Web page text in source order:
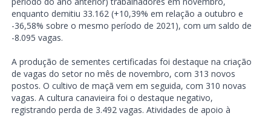
enquanto demitiu 33.162 (+10,39% em relação a outubro e
-36,58% sobre o mesmo período de 2021), com um saldo de
-8.095 vagas.
A produção de sementes certificadas foi destaque na criação
de vagas do setor no mês de novembro, com 313 novos
postos. O cultivo de maçã vem em seguida, com 310 novas
vagas. A cultura canavieira foi o destaque negativo,
registrando perda de 3.492 vagas. Atividades de apoio à